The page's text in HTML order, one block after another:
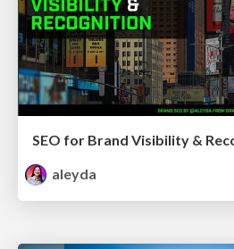
SEO for Brand Visibility &
aleyda